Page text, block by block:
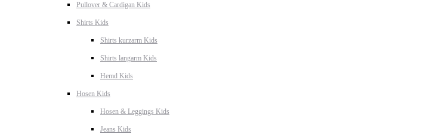
Pullover & Cardigan Kids
Shirts Kids
Shirts kurzarm Kids
Shirts langarm Kids
Hemd Kids
Hosen Kids
Hosen & Leggings Kids
Jeans Kids